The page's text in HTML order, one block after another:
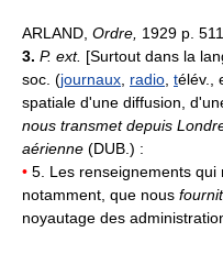
ARLAND, Ordre, 1929 p. 511.
3. P. ext. [Surtout dans la
soc. (journaux radio télév.,
spatiale d'une diffusion,
nous transmet depuis
aérienne (DUB.) :
• 5. Les renseignements qui
notamment, que nous fournit,
noyautage des